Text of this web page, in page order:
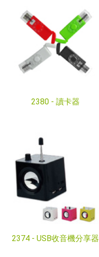
2380 - 讀卡器
2374 - USB收音機分享器